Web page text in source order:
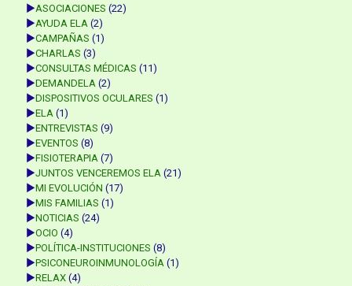
►ASOCIACIONES (22)
►AYUDA ELA (2)
►CAMPAÑAS (1)
►CHARLAS (3)
►CONSULTAS MÉDICAS (11)
►DEMANDELA (2)
►DISPOSITIVOS OCULARES (1)
►ELA (1)
►ENTREVISTAS (9)
►EVENTOS (8)
►FISIOTERAPIA (7)
►JUNTOS VENCEREMOS ELA (21)
►MI EVOLUCIÓN (17)
►MIS FAMILIAS (1)
►NOTICIAS (24)
►OCIO (4)
►POLÍTICA-INSTITUCIONES (8)
►PSICONEUROINMUNOLOGÍA (1)
►RELAX (4)